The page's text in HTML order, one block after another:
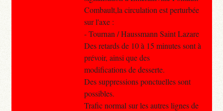
Combault,la circulation est perturbée
sur l'axe :
- Tournan / Haussmann Saint Lazare
Des retards de 10 à 15 minutes sont à
prévoir, ainsi que des
modifications de desserte.
Des suppressions ponctuelles sont
possibles.
Trafic normal sur les autres lignes de